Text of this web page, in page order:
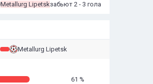
Metallurg Lipetskзабьют 2 - 3 гола
Metallurg Lipetsk
61 %